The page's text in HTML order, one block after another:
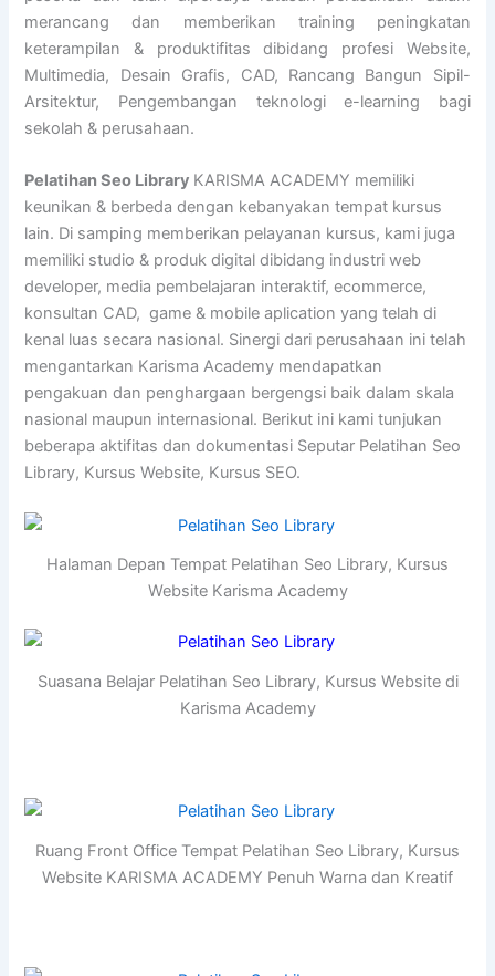
merancang dan memberikan training peningkatan
keterampilan & produktifitas dibidang profesi Website,
Multimedia, Desain Grafis, CAD, Rancang Bangun Sipil-
Arsitektur, Pengembangan teknologi e-learning bagi
sekolah & perusahaan.
Pelatihan Seo Library KARISMA ACADEMY memiliki
keunikan & berbeda dengan kebanyakan tempat kursus
lain. Di samping memberikan pelayanan kursus, kami juga
memiliki studio & produk digital dibidang industri web
developer, media pembelajaran interaktif, ecommerce,
konsultan CAD, game & mobile aplication yang telah di
kenal luas secara nasional. Sinergi dari perusahaan ini telah
mengantarkan Karisma Academy mendapatkan
pengakuan dan penghargaan bergengsi baik dalam skala
nasional maupun internasional. Berikut ini kami tunjukan
beberapa aktifitas dan dokumentasi Seputar Pelatihan Seo
Library, Kursus Website, Kursus SEO.
Halaman Depan Tempat Pelatihan Seo Library, Kursus
Website Karisma Academy
Suasana Belajar Pelatihan Seo Library, Kursus Website di
Karisma Academy
Ruang Front Office Tempat Pelatihan Seo Library, Kursus
Website KARISMA ACADEMY Penuh Warna dan Kreatif